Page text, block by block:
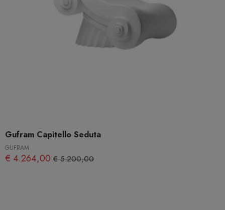
Gufram Capitello Seduta
GUFRAM
€ 4.264,00 € 5.200,00